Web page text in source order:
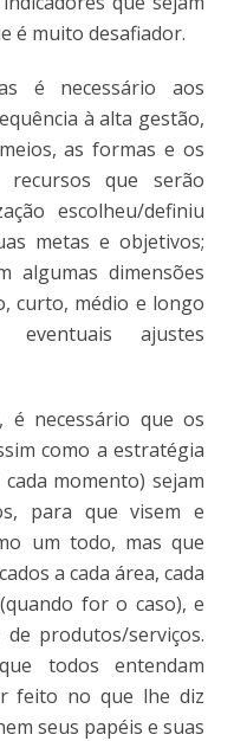
é muito desafiador.
é necessário aos
à alta gestão,
as formas e os
que serão
escolheu/definiu
metas e objetivos;
algumas dimensões
curto, médio e longo
ajustes
necessário que os
como a estratégia
momento) sejam
para que visem e
um todo, mas que
a cada área, cada
for o caso), e
produtos/serviços.
todos entendam
feito no que lhe diz
seus papéis e suas